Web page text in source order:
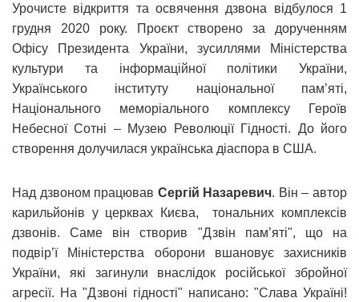
Урочисте відкриття та освячення дзвона відбулося 1
грудня 2020 року. Проєкт створено за дорученням
Офісу Президента України, зусиллями Міністерства
культури та інформаційної політики України,
Українського інституту національної пам’яті,
Національного меморіального комплексу Героїв
Небесної Сотні – Музею Революції Гідності. До його
створення долучилася українська діаспора в США.
Над дзвоном працював Сергій Назаревич. Він – автор
карильйонів у церквах Києва, тональних комплексів
дзвонів. Саме він створив "Дзвін пам’яті", що на
подвір’ї Міністерства оборони вшановує захисників
України, які загинули внаслідок російської збройної
агресії. На "Дзвоні гідності" написано: "Слава Україні!